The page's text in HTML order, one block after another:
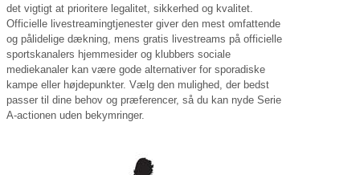
det vigtigt at prioritere legalitet, sikkerhed og kvalitet.
Officielle livestreamingtjenester giver den mest omfattende
og pålidelige dækning, mens gratis livestreams på officielle
sportskanalers hjemmesider og klubbers sociale
mediekanaler kan være gode alternativer for sporadiske
kampe eller højdepunkter. Vælg den mulighed, der bedst
passer til dine behov og præferencer, så du kan nyde Serie
A-actionen uden bekymringer.